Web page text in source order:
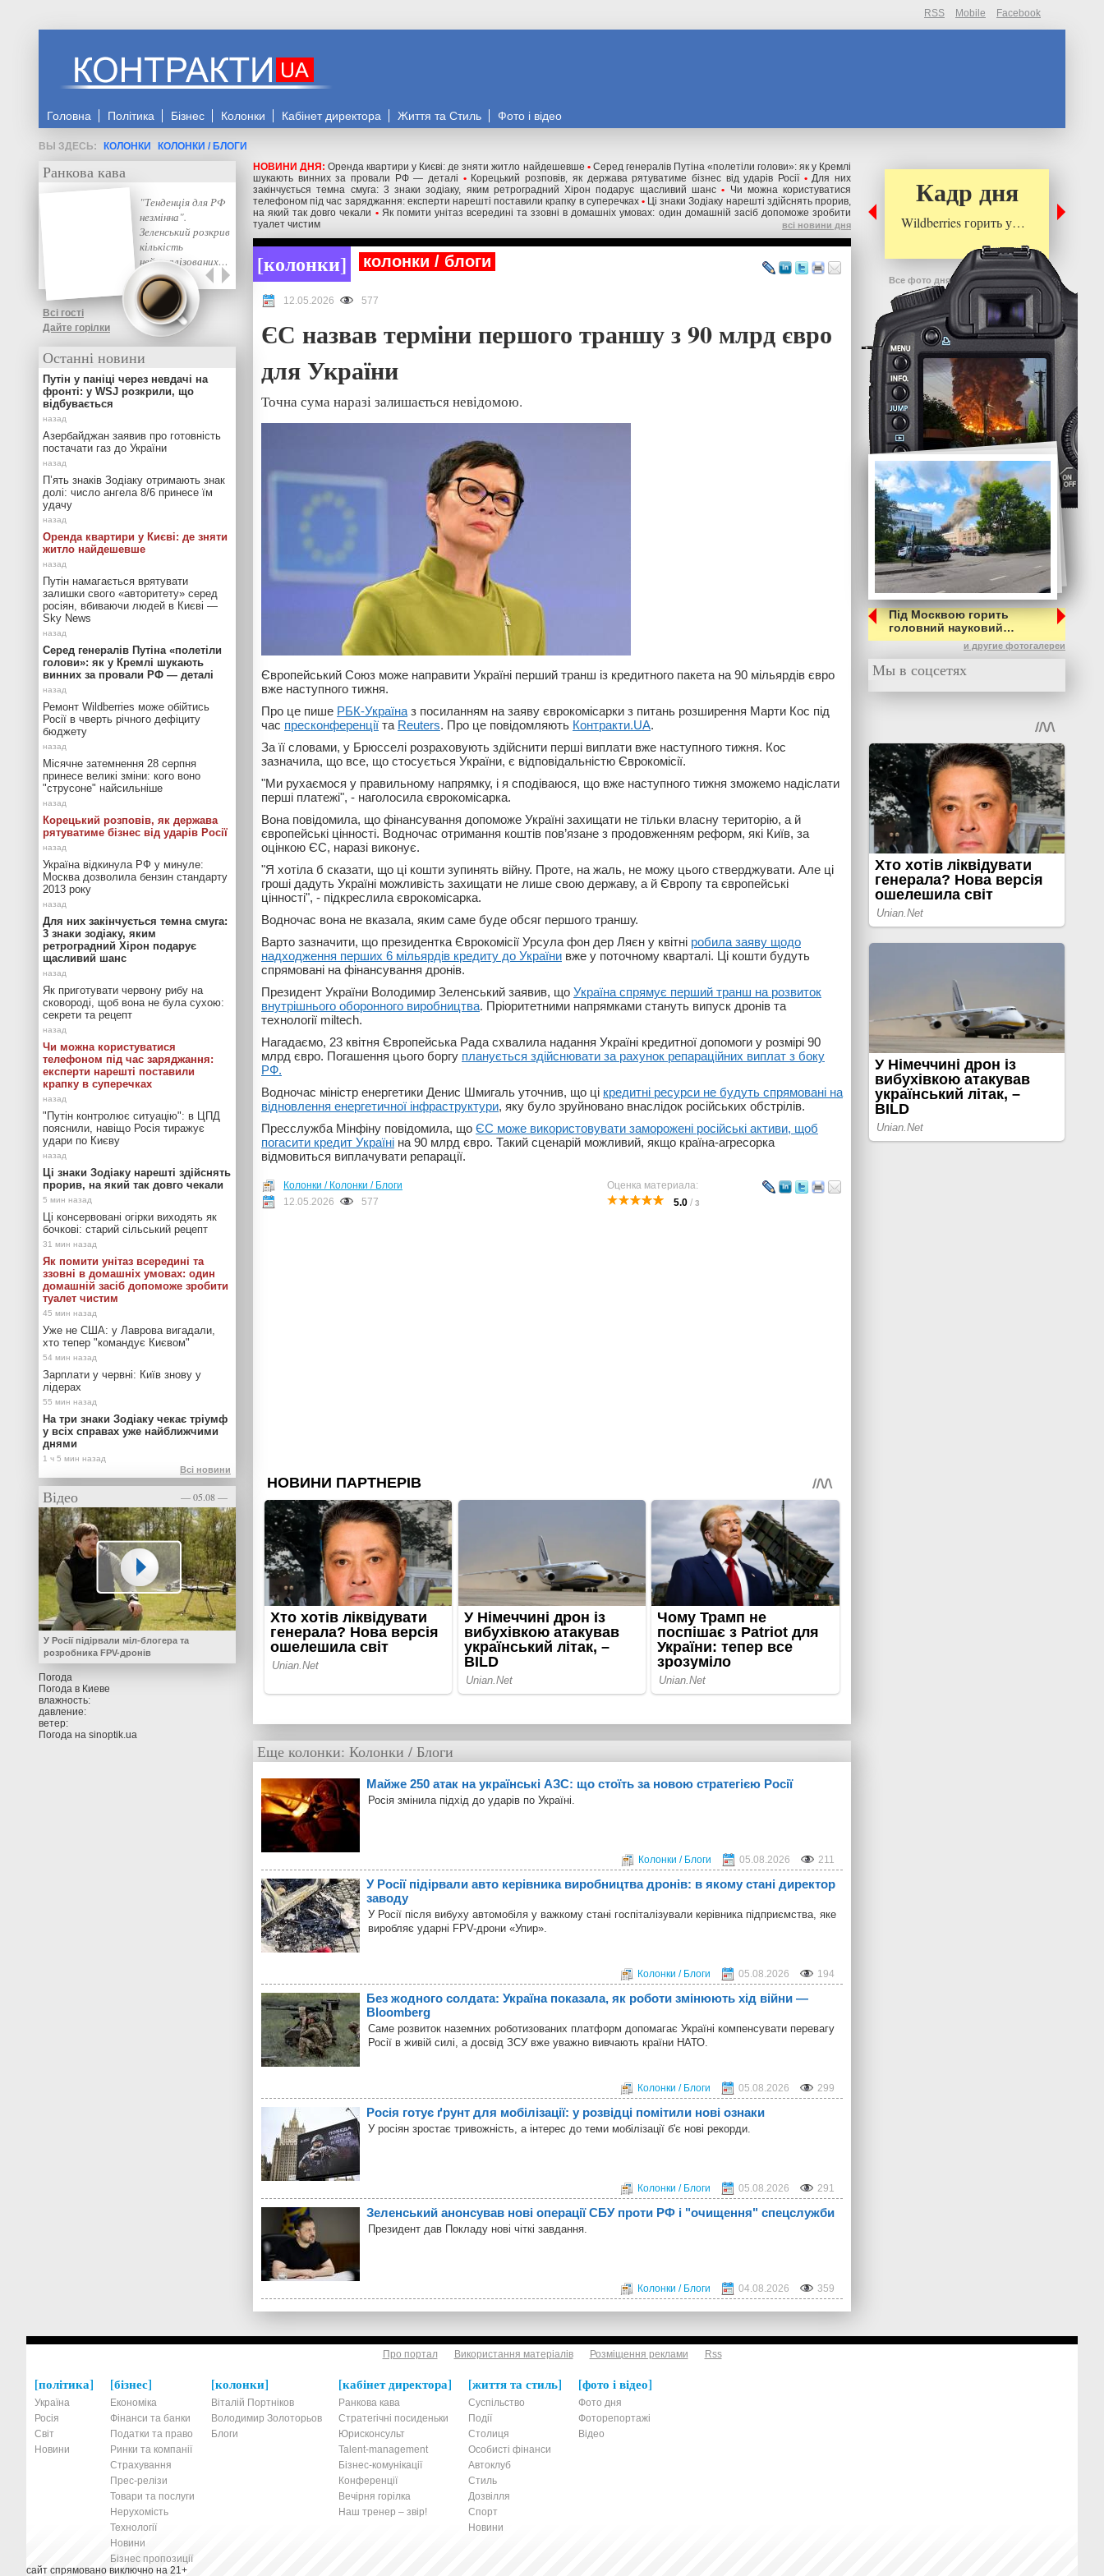
RSS Mobile Facebook
Головна Політика Бізнес Колонки Кабінет директора Життя та Стиль Фото і відео
КОЛОНКИ
КОЛОНКИ / БЛОГИ
НОВИНИ ДНЯ:Оренда квартири у Києві: де зняти житло найдешевше • Серед генералів Путіна «полетіли голови»: як у Кремлі
шукають винних за провали РФ — деталі • Корецький розповів, як держава рятуватиме бізнес від ударів Росії • Для них
закінчується темна смуга: 3 знаки зодіаку, яким ретроградний Хірон подарує щасливий шанс • Чи можна користуватися
телефоном під час заряджання: експерти нарешті поставили крапку в суперечках • Ці знаки Зодіаку нарешті здійснять прорив,
на який так довго чекали • Як помити унітаз всередині та ззовні в домашніх умовах: один домашній засіб допоможе зробити
туалет чистим
всі новини дня
колонки колонки / блоги
12.05.2026 577
ЄС назвав терміни першого траншу з 90 млрд євро
для України
Точна сума наразі залишається невідомою.
Європейський Союз може направити Україні перший транш із кредитного пакета на 90 мільярдів євро
вже наступного тижня.
Про це пише РБК-Україна з посиланням на заяву єврокомісарки з питань розширення Марти Кос під
час пресконференції та Reuters. Про це повідомляють Контракти.UA.
За її словами, у Брюсселі розраховують здійснити перші виплати вже наступного тижня. Кос
зазначила, що все, що стосується України, є відповідальністю Єврокомісії.
"Ми рухаємося у правильному напрямку, і я сподіваюся, що вже наступного тижня зможемо надіслати
перші платежі", - наголосила єврокомісарка.
Вона повідомила, що фінансування допоможе Україні захищати не тільки власну територію, а й
європейські цінності. Водночас отримання коштів пов’язане з продовженням реформ, які Київ, за
оцінкою ЄС, наразі виконує.
"Я хотіла б сказати, що ці кошти зупинять війну. Проте, на жаль, не можу цього стверджувати. Але ці
гроші дадуть Україні можливість захищати не лише свою державу, а й Європу та європейські
цінності", - підкреслила єврокомісарка.
Водночас вона не вказала, яким саме буде обсяг першого траншу.
Варто зазначити, що президентка Єврокомісії Урсула фон дер Ляєн у квітні робила заяву щодо
надходження перших 6 мільярдів кредиту до України вже у поточному кварталі. Ці кошти будуть
спрямовані на фінансування дронів.
Президент України Володимир Зеленський заявив, що Україна спрямує перший транш на розвиток
внутрішнього оборонного виробництва. Пріоритетними напрямками стануть випуск дронів та
технології miltech.
Нагадаємо, 23 квітня Європейська Рада схвалила надання Україні кредитної допомоги у розмірі 90
млрд євро. Погашення цього боргу планується здійснювати за рахунок репараційних виплат з боку
РФ.
Водночас міністр енергетики Денис Шмигаль уточнив, що ці кредитні ресурси не будуть спрямовані на
відновлення енергетичної інфраструктури, яку було зруйновано внаслідок російських обстрілів.
Пресслужба Мінфіну повідомила, що ЄС може використовувати заморожені російські активи, щоб
погасити кредит Україні на 90 млрд євро. Такий сценарій можливий, якщо країна-агресорка
відмовиться виплачувати репарації.
Оценка материала:
5.0 / 3
Колонки / Колонки / Блоги
12.05.2026
577
Еще колонки: Колонки / Блоги
Майже 250 атак на українські АЗС: що стоїть за новою стратегією Росії
Росія змінила підхід до ударів по Україні.
Колонки / Блоги 05.08.2026 211
У Росії підірвали авто керівника виробництва дронів: в якому стані директор
заводу
У Росії після вибуху автомобіля у важкому стані госпіталізували керівника підприємства, яке
виробляє ударні FPV-дрони «Упир».
Колонки / Блоги 05.08.2026 194
Без жодного солдата: Україна показала, як роботи змінюють хід війни —
Bloomberg
Саме розвиток наземних роботизованих платформ допомагає Україні компенсувати перевагу
Росії в живій силі, а досвід ЗСУ вже уважно вивчають країни НАТО.
Колонки / Блоги 05.08.2026 299
Росія готує ґрунт для мобілізації: у розвідці помітили нові ознаки
У росіян зростає тривожність, а інтерес до теми мобілізації б'є нові рекорди.
Колонки / Блоги 05.08.2026 291
Зеленський анонсував нові операції СБУ проти РФ і "очищення" спецслужби
Президент дав Покладу нові чіткі завдання.
Колонки / Блоги 04.08.2026 359
Ранкова кава
"Тенденція для РФ
незмінна".
Зеленський розкрив
кількість
нейтралізованих…
Всі гості
Дайте горілки
Останні новини
Путін у паніці через невдачі на
фронті: у WSJ розкрили, що
відбувається
Азербайджан заявив про готовність
постачати газ до України
П’ять знаків Зодіаку отримають знак
долі: число ангела 8/6 принесе їм
удачу
Оренда квартири у Києві: де зняти
житло найдешевше
Путін намагається врятувати
залишки свого «авторитету» серед
росіян, вбиваючи людей в Києві —
Sky News
Серед генералів Путіна «полетіли
голови»: як у Кремлі шукають
винних за провали РФ — деталі
Ремонт Wildberries може обійтись
Росії в чверть річного дефіциту
бюджету
Місячне затемнення 28 серпня
принесе великі зміни: кого воно
"струсоне" найсильніше
Корецький розповів, як держава
рятуватиме бізнес від ударів Росії
Україна відкинула РФ у минуле:
Москва дозволила бензин стандарту
2013 року
Для них закінчується темна смуга:
3 знаки зодіаку, яким
ретроградний Хірон подарує
щасливий шанс
Як приготувати червону рибу на
сковороді, щоб вона не була сухою:
секрети та рецепт
Чи можна користуватися
телефоном під час заряджання:
експерти нарешті поставили
крапку в суперечках
"Путін контролює ситуацію": в ЦПД
пояснили, навіщо Росія тиражує
удари по Києву
Ці знаки Зодіаку нарешті здійснять
прорив, на який так довго чекали
Ці консервовані огірки виходять як
бочкові: старий сільський рецепт
Як помити унітаз всередині та
ззовні в домашніх умовах: один
домашній засіб допоможе зробити
туалет чистим
Уже не США: у Лаврова вигадали,
хто тепер "командує Києвом"
Зарплати у червні: Київ знову у
лідерах
На три знаки Зодіаку чекає тріумф
у всіх справах уже найближчими
днями
Всі новини
Відео — 05.08 —
У Росії підірвали міл-блогера та
розробника FPV-дронів
Погода
Погода в Киеве
влажность:
давление:
ветер:
Погода на sinoptik.ua
Кадр дня
Wildberries горить у…
Все фото дня
Під Москвою горить
головний науковий…
и другие фотогалереи
Мы в соцсетях
Про портал Використання матеріалів Розміщення реклами Rss
політика
Україна
Росія
Світ
Новини
бізнес
Економіка
Фінанси та банки
Податки та право
Ринки та компанії
Страхування
Прес-релізи
Товари та послуги
Нерухомість
Технології
Новини
Бізнес пропозиції
колонки
Віталій Портніков
Володимир Золоторьов
Блоги
кабінет директора
Ранкова кава
Стратегічні посиденьки
Юрисконсульт
Talent-management
Бізнес-комунікації
Конференції
Вечірня горілка
Наш тренер – звір!
життя та стиль
Суспільство
Події
Столиця
Особисті фінанси
Автоклуб
Стиль
Дозвілля
Спорт
Новини
фото і відео
Фото дня
Фоторепортажі
Відео
сайт спрямовано виключно на 21+